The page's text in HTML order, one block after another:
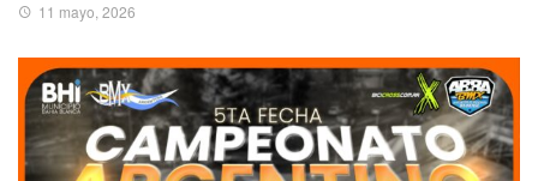
11 mayo, 2026